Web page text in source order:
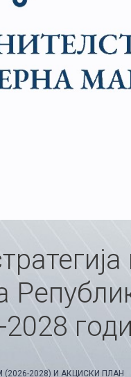
2028) И АКЦИСКИ ПЛАН